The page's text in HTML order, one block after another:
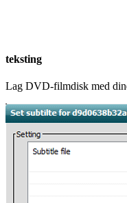
teksting
Lag DVD-filmdisk med